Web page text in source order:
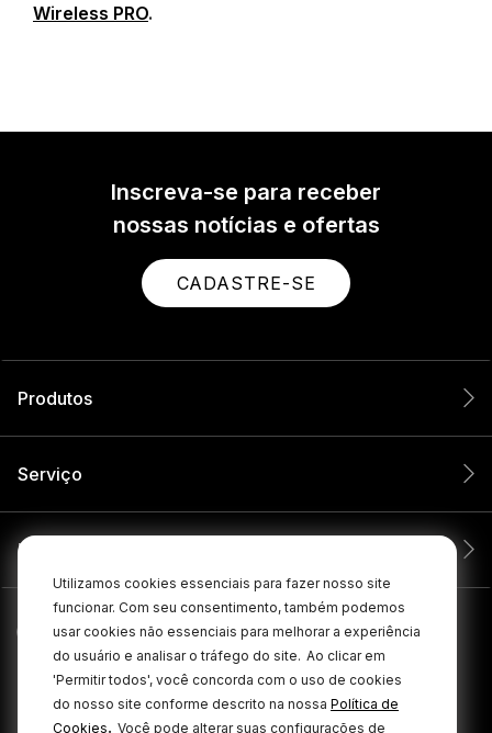
Utilizamos cookies essenciais para fazer nosso site
funcionar. Com seu consentimento, também podemos
usar cookies não essenciais para melhorar a experiência
do usuário e analisar o tráfego do site. Ao clicar em
'Permitir todos', você concorda com o uso de cookies
do nosso site conforme descrito na nossa Política de
Cookies. Você pode alterar suas configurações de
Wireless PRO.
Inscreva-se para receber
nossas notícias e ofertas
CADASTRE-SE
Produtos
Serviço
Empresa